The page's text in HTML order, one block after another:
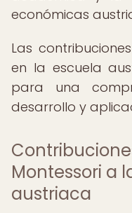
económicas
Las
en la escuela
para una
desarrollo y
Montessori a
austriaca